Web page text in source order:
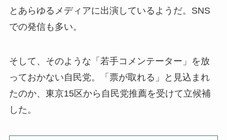
とあらゆるメディアに出演しているようだ。SNS
での発信も多い。
そして、そのような「若手コメンテーター」を放
っておかない自民党。「票が取れる」と見込まれ
たのか、東京15区から自民党推薦を受けて立候補
した。